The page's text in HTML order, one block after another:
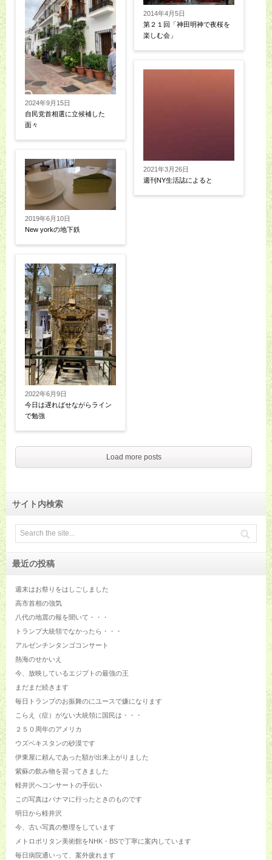
2024年9月15日
自民党首相選に立候補した
面々
2019年6月10日
New yorkの地下鉄
2022年6月9日
今日は遅ればせながらライン
で勉強
2014年4月5日
第２１回「神田明神で夜桜を
楽しむ会」
2021年3月26日
週刊NY生活誌によると
Load more posts
サイト内検索
最近の投稿
週末はお祭りをはしごしました
高市首相の強気
八代の地震の報を聞いて・・・
トランプ大統領でなかったら・・・
アルゼンチンタンゴコンサート
熱海のせかいえ
今、放映しているエジプトの最強の王
まだまだ続きます
毎日トランプのお振舞のにユースで嫌になります
こらえ（症）がない大統領に国民は・・・
２５０周年のアメリカ
ウズベキスタンの砂漠です
伊東屋に頼んであった額が出来上がりました
紫蘇の飲み物を習ってきました
軽井沢へコンサートの手伝い
この写真はパナマに行ったときのものです
明日から軽井沢
今、古い写真の整理をしています
メトロポリタン美術館をNHK・BSで丁寧に案内しています
毎日病院通いって、案外疲れます